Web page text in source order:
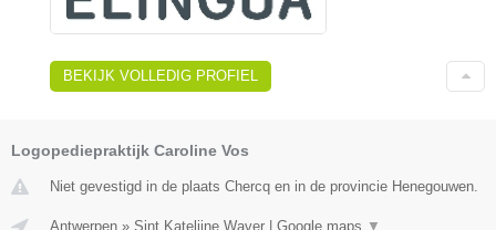
BEKIJK VOLLEDIG PROFIEL
Logopediepraktijk Caroline Vos
Niet gevestigd in de plaats Chercq en in de provincie Henegouwen.
Antwerpen » Sint Katelijne Waver Google maps ▼